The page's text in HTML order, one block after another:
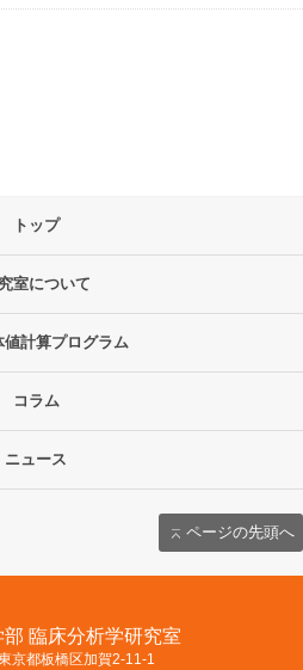
トップ
室について
値計算プログラム
コラム
ニュース
ページの先頭へ
臨床分析学研究室
京都板橋区加賀2-11-1